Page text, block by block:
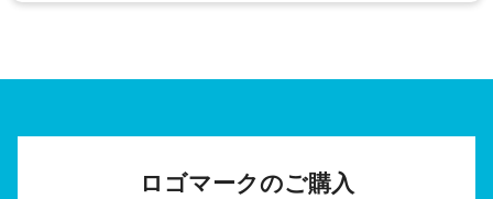
ロゴマークのご購入